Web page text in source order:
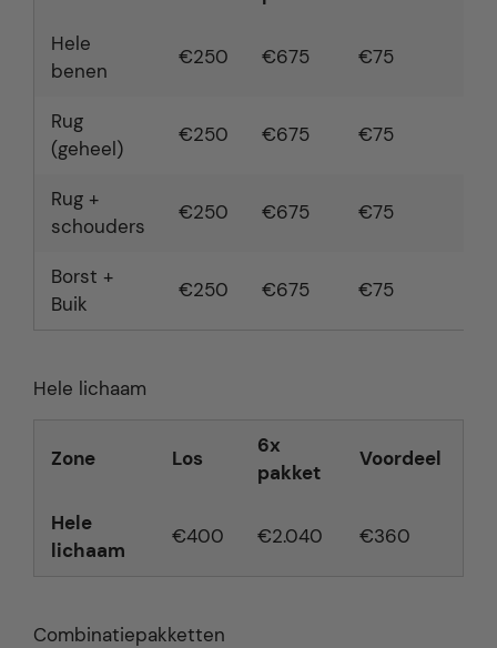
Hele
benen
€250 €675 €75
Rug
(geheel)
€250 €675 €75
Rug +
schouders
€250 €675 €75
Borst +
Buik
€250 €675 €75
Hele lichaam
Zone Los
6x
pakket
Voordeel
Hele
lichaam
€400 €2.040 €360
Combinatiepakketten